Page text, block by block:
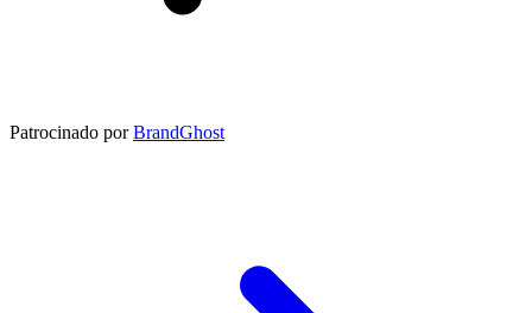
Patrocinado por BrandGhost